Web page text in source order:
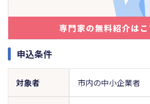
申込条件
対象者 市内の中小企業者